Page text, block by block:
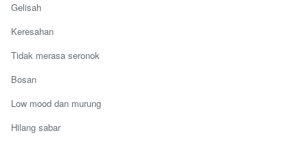
Gelisah
Keresahan
Tidak merasa seronok
Bosan
Low mood dan murung
Hilang sabar